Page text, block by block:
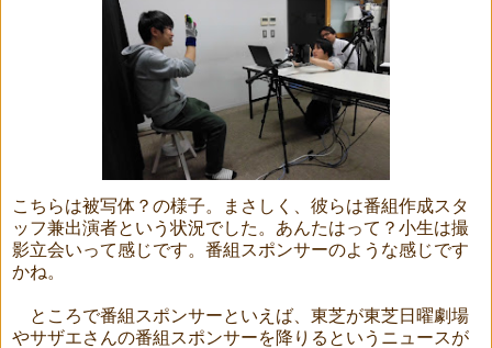
こちらは被写体？の様子。まさしく、彼らは番組作成スタ
ッフ兼出演者という状況でした。あんたはって？小生は撮
影立会いって感じです。番組スポンサーのような感じです
かね。
ところで番組スポンサーといえば、東芝が東芝日曜劇場
やサザエさんの番組スポンサーを降りるというニュースが